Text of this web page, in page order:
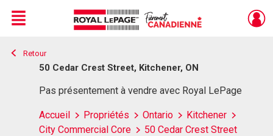
Live
En Direct
Menu
Retour
50 Cedar Crest Street, Kitchener, ON
Pas présentement à vendre avec Royal LePage
Accueil Propriétés Ontario
Kitchener
City Commercial Core
50 Cedar Crest Street